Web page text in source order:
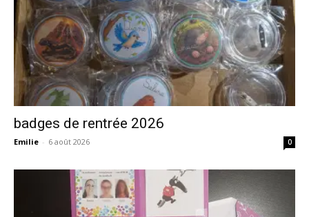
badges de rentrée 2026
Emilie - 6 août 2026 0